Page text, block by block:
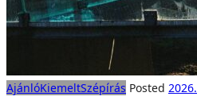
AjánlóKiemeltSzépírás Posted